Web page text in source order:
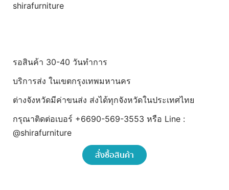
shirafurniture
รอสินค้า 30-40 วันทำการ
บริการส่ง ในเขตกรุงเทพมหานคร
ต่างจังหวัดมีค่าขนส่ง ส่งได้ทุกจังหวัดในประเทศไทย
กรุณาติดต่อเบอร์ +6690-569-3553 หรือ Line :
@shirafurniture
สั่งซื้อสินค้า